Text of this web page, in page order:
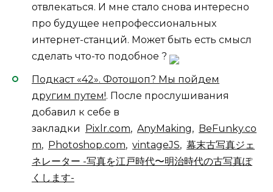
отвлекаться. И мне стало снова интересно
про будущее непрофессиональных
интернет-станций. Может быть есть смысл
сделать что-то подобное ?
Подкаст «42». Фотошоп? Мы пойдем
другим путем!. После прослушивания
добавил к себе в
закладки Pixlr.com, AnyMaking, BeFunky.co
m, Photoshop.com, vintageJS, 幕末古写真ジェ
ネレーター -写真を江戸時代〜明治時代の古写真ぽ
くします-